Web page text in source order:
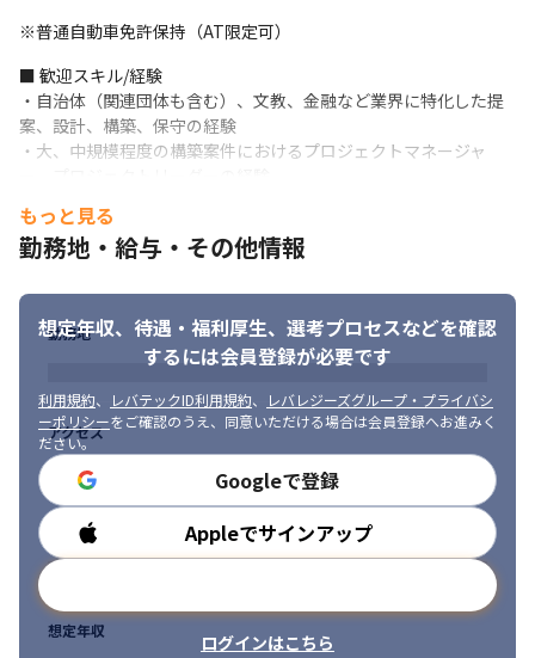
希少性の高い人材として活躍できます。
※普通自動車免許保持（AT限定可）
■ 歓迎スキル/経験
・自治体（関連団体も含む）、文教、金融など業界に特化した提
案、設計、構築、保守の経験
・大、中規模程度の構築案件におけるプロジェクトマネージャ
・LPIC（LinuC）レベル1以上保持
・VMware技術者認定資格保持（VCP）
全確保支援士、ネットワークスペシャリスト　ほか）
もっと見る
勤務地・給与・その他情報
想定年収、待遇・福利厚生、 選考プロセスなどを確認
するには会員登録が必要です
利用規約、 レバテックID利用規約、
レバレジーズグループ・プライバシ
ーポリシーをご確認のうえ、同意いただける場合は会員登録へお進みく
ださい。
Googleで登録
Appleでサインアップ
ログインはこちら
勤務地
アクセス
勤務時間
想定年収